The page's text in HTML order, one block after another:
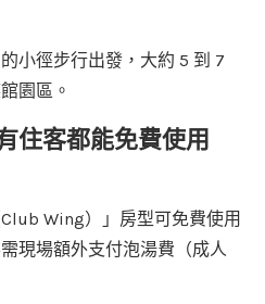
小徑步行出發，大約 5 到 7
園區。
住客都能免費使用
Wing）」房型可免費使用
現場額外支付泡湯費（成人